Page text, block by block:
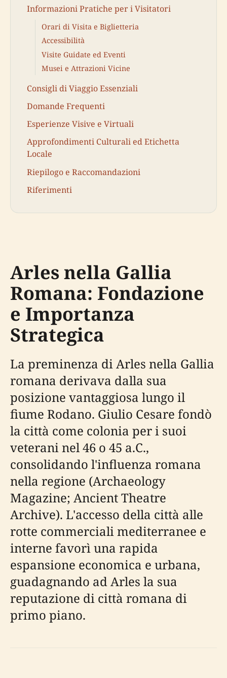
Informazioni Pratiche per i Visitatori
Orari di Visita e Biglietteria
Accessibilità
Visite Guidate ed Eventi
Musei e Attrazioni Vicine
Consigli di Viaggio Essenziali
Domande Frequenti
Esperienze Visive e Virtuali
Approfondimenti Culturali ed Etichetta
Locale
Riepilogo e Raccomandazioni
Riferimenti
Arles nella Gallia
Romana: Fondazione
e Importanza
Strategica
La preminenza di Arles nella Gallia
romana derivava dalla sua
posizione vantaggiosa lungo il
fiume Rodano. Giulio Cesare fondò
la città come colonia per i suoi
veterani nel 46 o 45 a.C.,
consolidando l'influenza romana
nella regione (Archaeology
Magazine; Ancient Theatre
Archive). L'accesso della città alle
rotte commerciali mediterranee e
interne favorì una rapida
espansione economica e urbana,
guadagnando ad Arles la sua
reputazione di città romana di
primo piano.